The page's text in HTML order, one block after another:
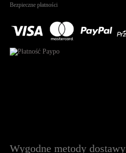
Bezpieczne płatności
Wygodne metody dostawy